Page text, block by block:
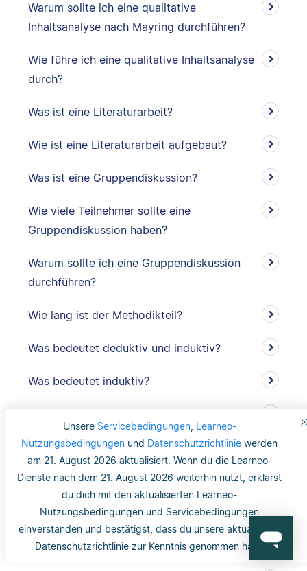
Unsere Servicebedingungen, Learneo-
Nutzungsbedingungen und Datenschutzrichtlinie werden
am 21. August 2026 aktualisiert. Wenn du die Learneo-
Dienste nach dem 21. August 2026 weiterhin nutzt, erklärst
du dich mit den aktualisierten Learneo-
Nutzungsbedingungen und Servicebedingungen
einverstanden und bestätigst, dass du unsere aktualisierte
Datenschutzrichtlinie zur Kenntnis genommen hast.
Warum sollte ich eine qualitative
Inhaltsanalyse nach Mayring durchführen?
Wie führe ich eine qualitative Inhaltsanalyse
durch?
Was ist eine Literaturarbeit?
Wie ist eine Literaturarbeit aufgebaut?
Was ist eine Gruppendiskussion?
Wie viele Teilnehmer sollte eine
Gruppendiskussion haben?
Warum sollte ich eine Gruppendiskussion
durchführen?
Wie lang ist der Methodikteil?
Was bedeutet deduktiv und induktiv?
Was bedeutet induktiv?
Was ist Validität?
Was ist interne Validität?
Was versteht man unter Validität?
Was ist die Reliabilität?